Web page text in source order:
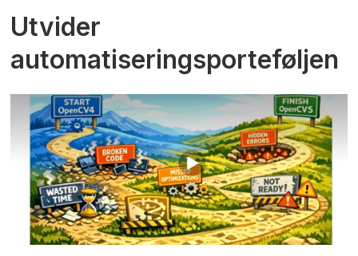
Utvider
automatiseringsporteføljen